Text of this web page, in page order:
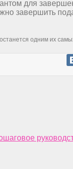
для
завершить
одним их